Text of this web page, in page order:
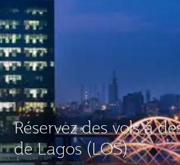
Réservez des vols à
de Lagos (LOS)